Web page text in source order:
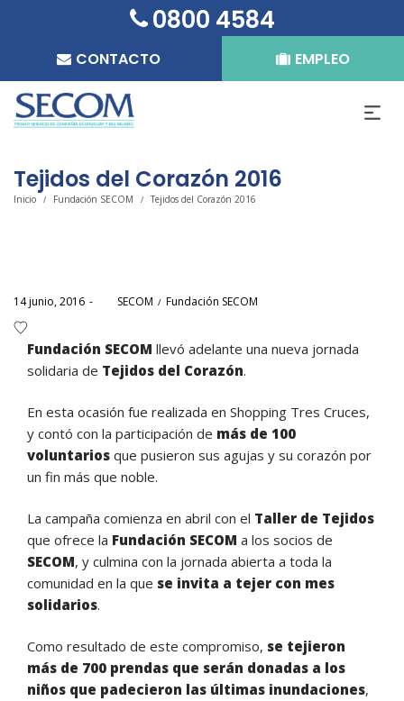
0800 4584
EMPLEO
CONTACTO
Tejidos del Corazón 2016
Inicio / Fundación SECOM / Tejidos del Corazón 2016
Posted
on
14 junio, 2016 SECOM
Posted
Fundación SECOM
Fundación SECOM llevó adelante una nueva jornada
solidaria de Tejidos del Corazón.
En esta ocasión fue realizada en Shopping Tres Cruces,
y contó con la participación de más de 100
voluntarios que pusieron sus agujas y su corazón por
un fin más que noble.
La campaña comienza en abril con el Taller de Tejidos
que ofrece la Fundación SECOM a los socios de
SECOM, y culmina con la jornada abierta a toda la
comunidad en la que se invita a tejer con mes
solidarios.
Como resultado de este compromiso, se tejieron
más de 700 prendas que serán donadas a los
niños que padecieron las últimas inundaciones,